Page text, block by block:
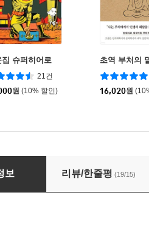
집 슈퍼히어로
21건
원 (10% 할인)
초역 부처의
16,020원
가 너무 많사오니
보 리뷰/한줄평 (19/15)